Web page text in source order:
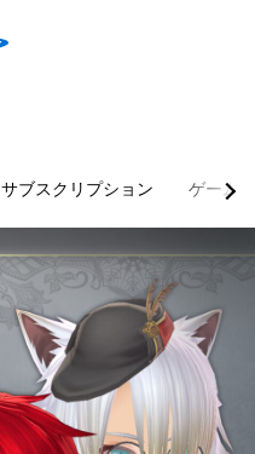
サブスクリプション ゲーム